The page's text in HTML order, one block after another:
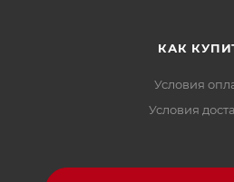
КАК
Условия
Условия